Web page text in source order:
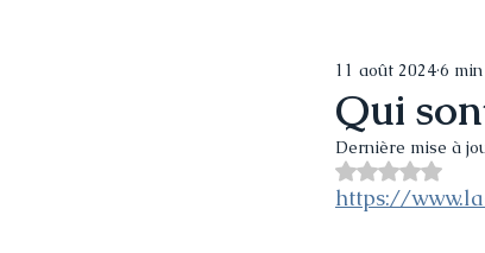
Comptes-rendus des AG
Qui
11 août 20246
Dernière mise à
Noté NaN
https://